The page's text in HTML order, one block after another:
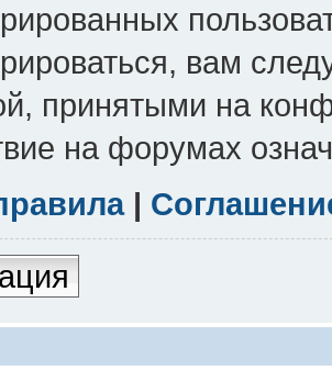
вам
принятыми на
на форумах
|